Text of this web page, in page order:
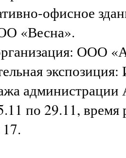
офисное
«Весна».
ООО
администрации
по 29.11,